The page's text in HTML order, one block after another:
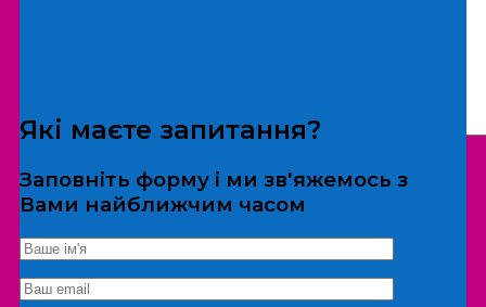
*Дані не передаються третім особам
Екскурсія/локація
Які маєте запитання?
Заповніть форму і ми зв'яжемось з
Вами найближчим часом